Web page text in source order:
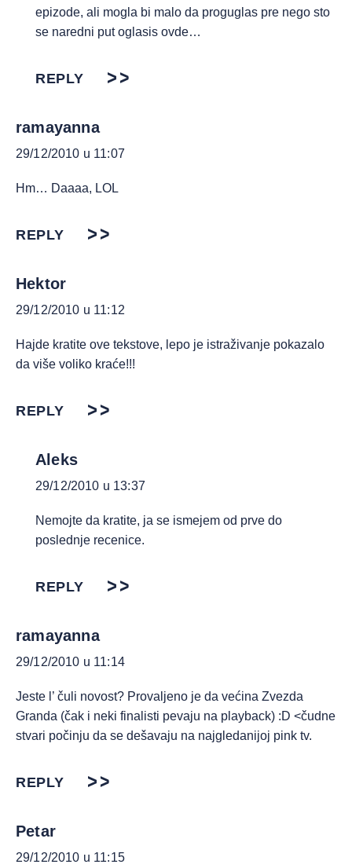
epizode, ali mogla bi malo da proguglas pre nego sto
se naredni put oglasis ovde…
REPLY
ramayanna
29/12/2010 u 11:07
Hm… Daaaa, LOL
REPLY
Hektor
29/12/2010 u 11:12
Hajde kratite ove tekstove, lepo je istraživanje pokazalo
da više voliko kraće!!!
REPLY
Aleks
29/12/2010 u 13:37
Nemojte da kratite, ja se ismejem od prve do
poslednje recenice.
REPLY
ramayanna
29/12/2010 u 11:14
Jeste l’ čuli novost? Provaljeno je da većina Zvezda
Granda (čak i neki finalisti pevaju na playback) :D <čudne
stvari počinju da se dešavaju na najgledanijoj pink tv.
REPLY
Petar
29/12/2010 u 11:15